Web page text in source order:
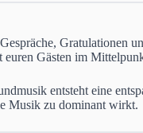
Gratulationen
euren Gästen im
entsteht eine
Musik zu dominant wirkt.